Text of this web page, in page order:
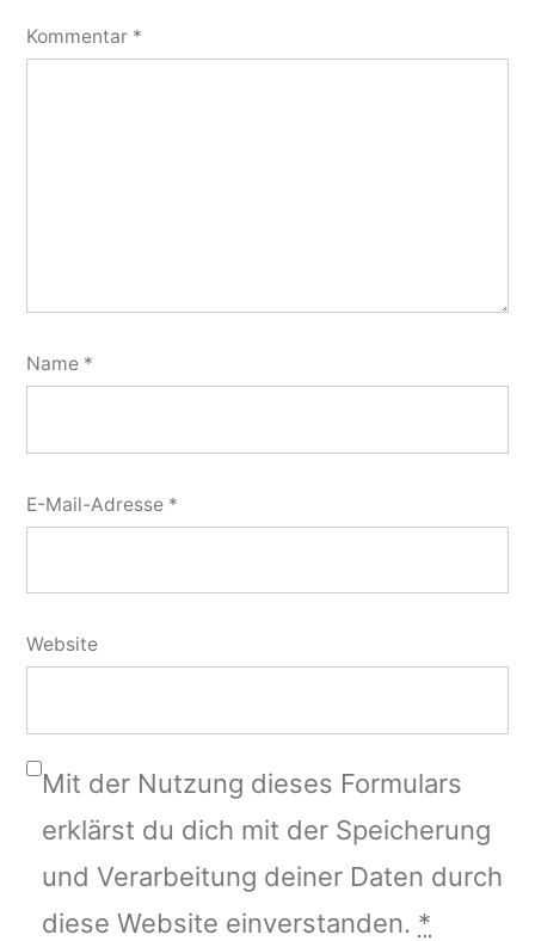
Kommentar *
Name *
E-Mail-Adresse *
Website
Mit der Nutzung dieses Formulars
erklärst du dich mit der Speicherung
und Verarbeitung deiner Daten durch
diese Website einverstanden. *